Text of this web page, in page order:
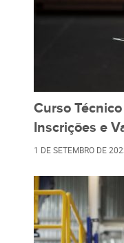
Curso
Inscrições e
1 DE SETEMBRO DE